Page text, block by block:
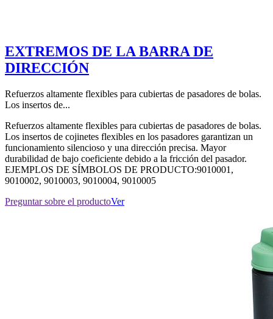
EXTREMOS DE LA BARRA DE
DIRECCIÓN
Refuerzos altamente flexibles para cubiertas de pasadores de bolas.
Los insertos de...
Refuerzos altamente flexibles para cubiertas de pasadores de bolas.
Los insertos de cojinetes flexibles en los pasadores garantizan un
funcionamiento silencioso y una dirección precisa. Mayor
durabilidad de bajo coeficiente debido a la fricción del pasador.
EJEMPLOS DE SÍMBOLOS DE PRODUCTO:9010001,
9010002, 9010003, 9010004, 9010005
Preguntar sobre el productoVer